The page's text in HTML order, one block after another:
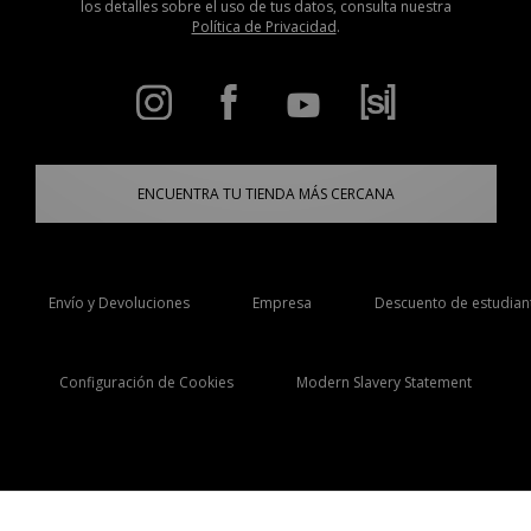
los detalles sobre el uso de tus datos, consulta nuestra
Política de Privacidad.
ENCUENTRA TU TIENDA MÁS CERCANA
Envío y Devoluciones Empresa Descuento de
Configuración de Cookies Modern Slavery Statement